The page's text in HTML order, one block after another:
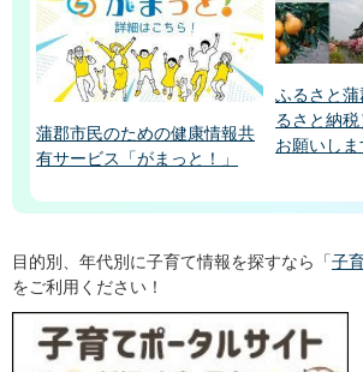
蒲郡市民のための健康情報共
有サービス「がまっと！」
ふるさと
るさと納
お願いしま
目的別、年代別に子育て情報を探すなら「子
をご利用ください！